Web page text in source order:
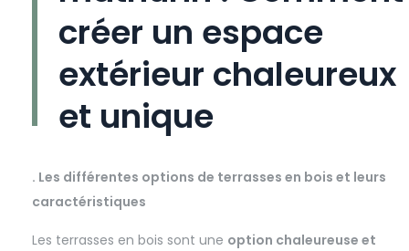
créer un espace
extérieur chaleureux
et unique
. Les différentes options de terrasses en bois et leurs
caractéristiques
Les terrasses en bois sont une option chaleureuse et